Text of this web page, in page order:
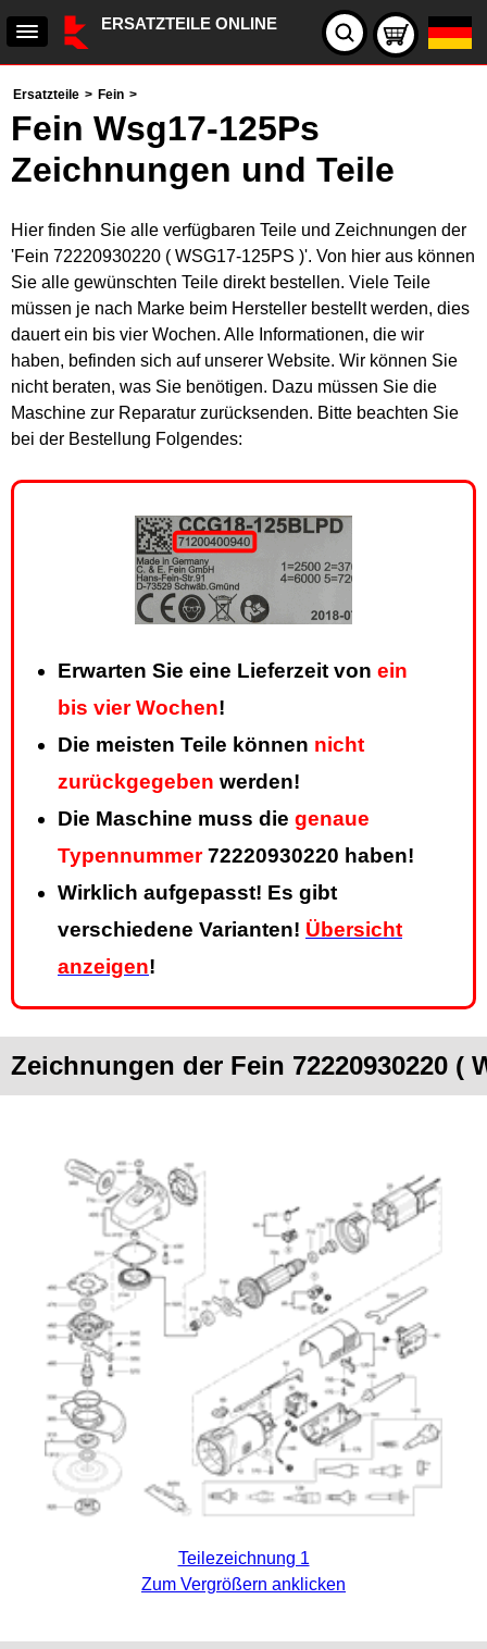
ERSATZTEILE ONLINE
Ersatzteile > Fein >
Fein Wsg17-125Ps
Zeichnungen und Teile
Hier finden Sie alle verfügbaren Teile und Zeichnungen der
'Fein 72220930220 ( WSG17-125PS )'. Von hier aus können
Sie alle gewünschten Teile direkt bestellen. Viele Teile
müssen je nach Marke beim Hersteller bestellt werden, dies
dauert ein bis vier Wochen. Alle Informationen, die wir
haben, befinden sich auf unserer Website. Wir können Sie
nicht beraten, was Sie benötigen. Dazu müssen Sie die
Maschine zur Reparatur zurücksenden. Bitte beachten Sie
bei der Bestellung Folgendes:
Erwarten Sie eine Lieferzeit von ein
bis vier Wochen!
Die meisten Teile können nicht
zurückgegeben werden!
Die Maschine muss die genaue
Typennummer72220930220 haben!
Wirklich aufgepasst! Es gibt
verschiedene Varianten! Übersicht
anzeigen!
Zeichnungen der Fein 72220930220 (
Teilezeichnung 1
Zum Vergrößern anklicken